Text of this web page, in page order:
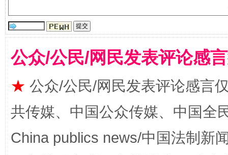
事关残疾人未来5年
公众/公民/网民发表评论感
★ 公众/公民/网民发表评论感言
共传媒、中国公众传媒、中国全
China publics news/中国法制新